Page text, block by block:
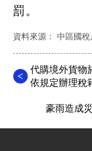
罰。
資料來源： 中區國稅
代購境外貨物
依規定辦理稅
豪雨造成